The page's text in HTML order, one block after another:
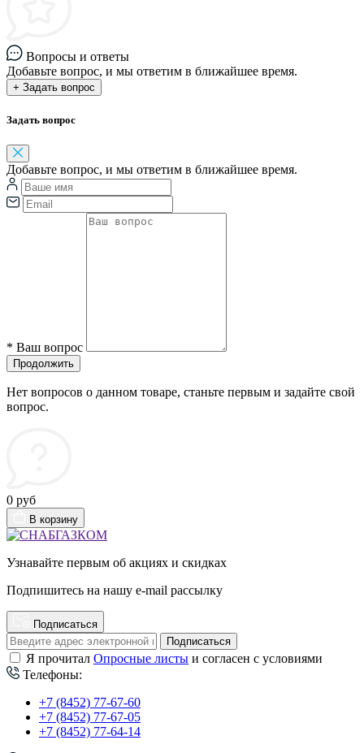
Вопросы и ответы
Добавьте вопрос, и мы ответим в ближайшее время.
+ Задать вопрос
Задать вопрос
Добавьте вопрос, и мы ответим в ближайшее время.
* Ваш вопрос
Продолжить
Нет вопросов о данном товаре, станьте первым и задайте свой
вопрос.
0 руб
В корзину
Узнавайте первым об акциях и скидках
Подпишитесь на нашу e-mail рассылку
Подписаться
Подписаться
Я прочитал Опросные листы и согласен с условиями
Телефоны:
+7 (8452) 77-67-60
+7 (8452) 77-67-05
+7 (8452) 77-64-14